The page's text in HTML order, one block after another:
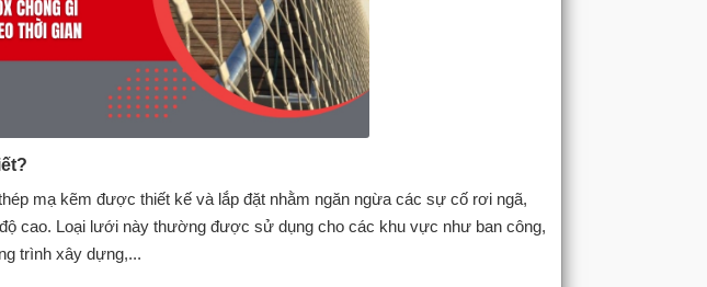
mạ kẽm được thiết kế và lắp đặt nhằm ngăn ngừa các sự cố rơi ngã,
cao. Loại lưới này thường được sử dụng cho các khu vực như ban công,
trình xây dựng,...